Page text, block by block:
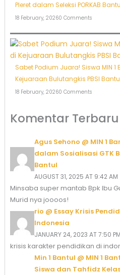
Pleret dalam Seleksi PORKAB
18 February, 20260 Comments
Sabet Podium Juara! Siswa MIN 1
Kejuaraan Bulutangkis PBSI
18 February, 20260 Comments
Komentar Terbaru
Agus Sehono @ MIN 1
dalam Sosialisasi GTK
Bantul
AUGUST 31, 2025 AT 9:42 AM
Minsaba super mantab Bpk Ibu
Murid nya joooos!
rio @ Essay Krisis
Indonesia
JANUARY 24, 2023 AT 7:50 PM
krisis karakter pendidikan di
Min 1 Bantul @ MIN 1
Siswa dan Tahfidz